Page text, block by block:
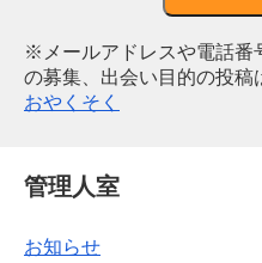
※メールアドレスや電話番
の募集、出会い目的の投稿
おやくそく
管理人室
お知らせ